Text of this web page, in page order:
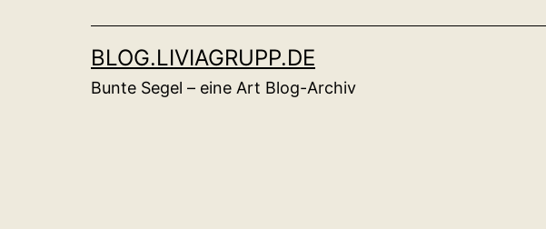
BLOG.LIVIAGRUPP.DE
Bunte Segel – eine Art Blog-Archiv